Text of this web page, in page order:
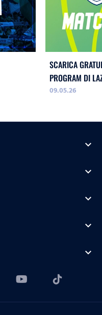
SCARICA
PROGRAM DI
WOMEN!
09.05.26
expand_more
expand_more
expand_more
expand_more
expand_more